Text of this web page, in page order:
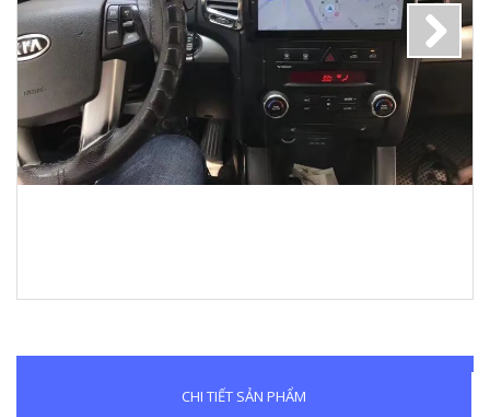
CHI TIẾT SẢN PHẨM